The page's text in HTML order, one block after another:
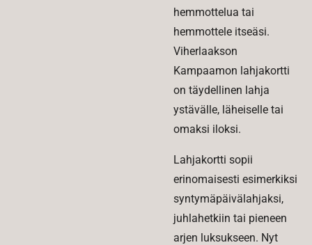
hemmottelua tai
hemmottele itseäsi.
Viherlaakson
Kampaamon lahjakortti
on täydellinen lahja
ystävälle, läheiselle tai
omaksi iloksi.
Lahjakortti sopii
erinomaisesti esimerkiksi
syntymäpäivälahjaksi,
juhlahetkiin tai pieneen
arjen luksukseen. Nyt